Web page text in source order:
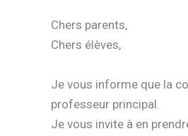
Chers parents,
Chers élèves,
Je vous informe que la
professeur principal.
Je vous invite à en